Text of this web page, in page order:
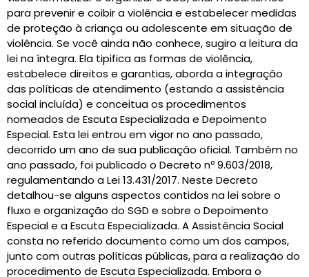
para prevenir e coibir a violência e estabelecer medidas
de proteção à criança ou adolescente em situação de
violência. Se você ainda não conhece, sugiro a leitura da
lei na íntegra. Ela tipifica as formas de violência,
estabelece direitos e garantias, aborda a integração
das políticas de atendimento (estando a assistência
social incluída) e conceitua os procedimentos
nomeados de Escuta Especializada e Depoimento
Especial. Esta lei entrou em vigor no ano passado,
decorrido um ano de sua publicação oficial. Também no
ano passado, foi publicado o Decreto nº 9.603/2018,
regulamentando a Lei 13.431/2017. Neste Decreto
detalhou-se alguns aspectos contidos na lei sobre o
fluxo e organização do SGD e sobre o Depoimento
Especial e a Escuta Especializada. A Assistência Social
consta no referido documento como um dos campos,
junto com outras políticas públicas, para a realização do
procedimento de Escuta Especializada. Embora o